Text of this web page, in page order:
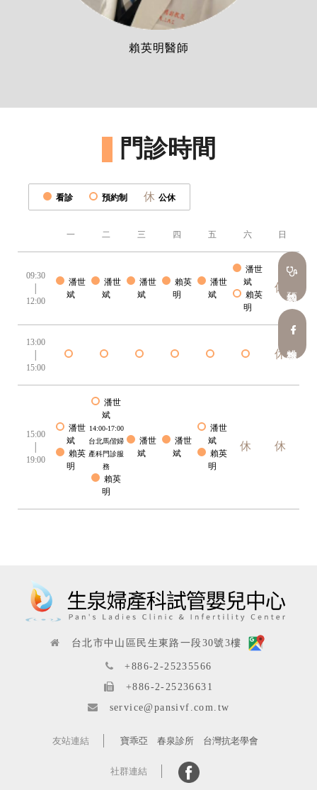
賴英明醫師
門診時間
看診 預約制 休 公休
一 二 三 四 五 六 日
09:30
12:00
潘世
斌
潘世
斌
潘世
斌
賴英
明
潘世
斌
潘世
斌
賴英
明
休
13:00
15:00
休
15:00
19:00
潘世
斌
賴英
明
潘世
斌
14:00-17:00
台北馬偕婦
產科門診服
務
賴英
明
潘世
斌
潘世
斌
潘世
斌
賴英
明
休 休
台北市中山區民生東路一段30號3樓
+886-2-25235566
+886-2-25236631
service@pansivf.com.tw
友站連結 寶乖亞 春泉診所 台灣抗老學會
社群連結